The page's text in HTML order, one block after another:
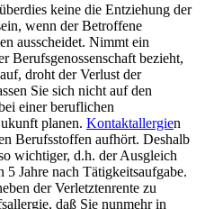
keine die Entziehung der
wenn der Betroffene
ausscheidet. Nimmt ein
Berufsgenossenschaft bezieht,
droht der Verlust der
Sie sich nicht auf den
einer beruflichen
planen. Kontaktallergien
Berufsstoffen aufhört. Deshalb
wichtiger, d.h. der Ausgleich
5 Jahre nach Tätigkeitsaufgabe.
der Verletztenrente zu
daß Sie nunmehr in